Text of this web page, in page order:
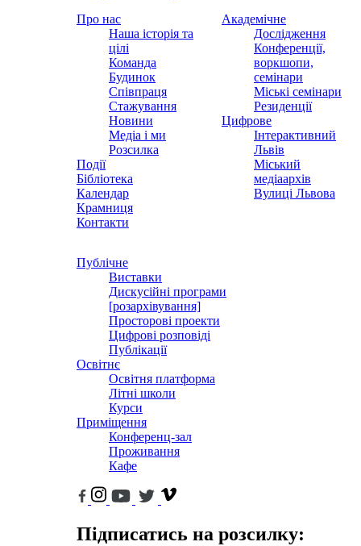
Про нас
Наша історія та
цілі
Команда
Будинок
Співпраця
Стажування
Новини
Медіа і ми
Розсилка
Події
Бібліотека
Календар
Крамниця
Контакти
Академічне
Дослідження
Конференції,
воркшопи,
семінари
Міські семінари
Резиденції
Цифрове
Інтерактивний
Львів
Міський
медіаархів
Вулиці Львова
Публічне
Виставки
Дискусійні програми
[розархівування]
Просторові проекти
Цифрові розповіді
Публікації
Освітнє
Освітня платформа
Літні школи
Курси
Приміщення
Конференц-зал
Проживання
Кафе
Підписатись на розсилку: